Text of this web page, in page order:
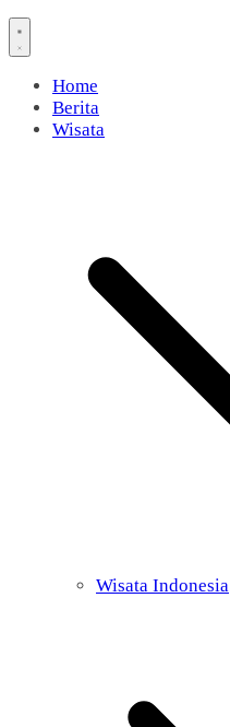
Home
Berita
Wisata
Wisata Indonesia